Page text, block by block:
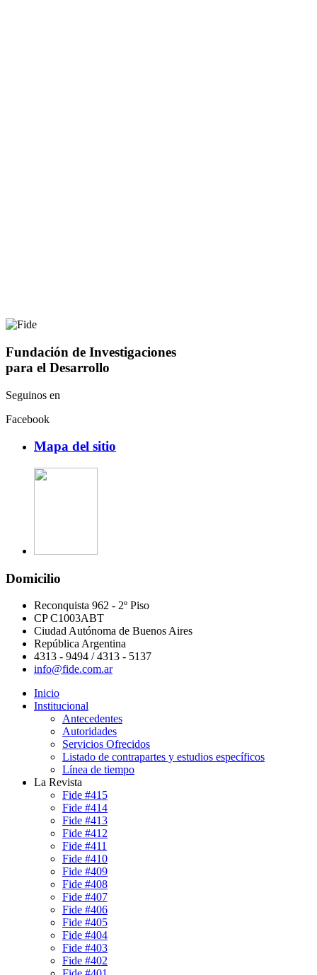
Fundación de Investigaciones
para el Desarrollo
Seguinos en
Facebook
Mapa del sitio
Domicilio
Reconquista 962 - 2º Piso
CP C1003ABT
Ciudad Autónoma de Buenos Aires
República Argentina
4313 - 9494 / 4313 - 5137
info@fide.com.ar
Inicio
Institucional
Antecedentes
Autoridades
Servicios Ofrecidos
Listado de contrapartes y estudios específicos
Línea de tiempo
La Revista
Fide #415
Fide #414
Fide #413
Fide #412
Fide #411
Fide #410
Fide #409
Fide #408
Fide #407
Fide #406
Fide #405
Fide #404
Fide #403
Fide #402